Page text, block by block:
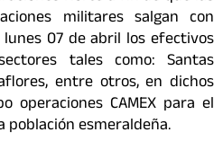
militares salgan con
07 de abril los efectivos
tales como: Santas
entre otros, en dichos
operaciones CAMEX para el
esmeraldeña.